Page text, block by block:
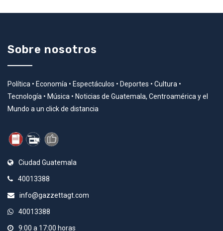
Sobre nosotros
Política • Economía • Espectáculos • Deportes • Cultura •
Tecnología • Música • Noticias de Guatemala, Centroamérica y el
Mundo a un click de distancia
Ciudad Guatemala
40013388
info@gazzettagt.com
40013388
9:00 a 17:00 horas